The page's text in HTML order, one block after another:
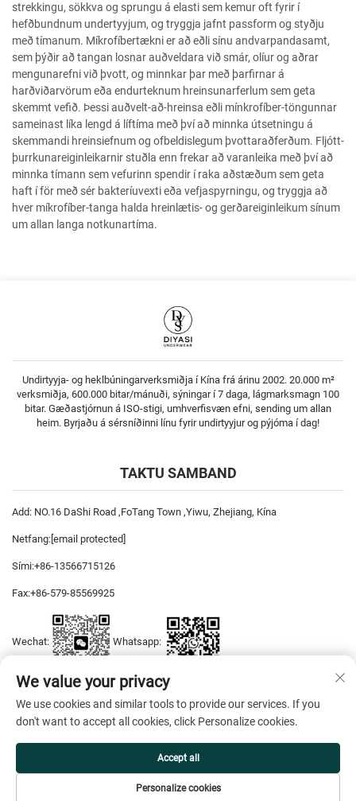
strekkingu, sökkva og sprungu á elasti sem kemur oft fyrir í
hefðbundnum undertyyjum, og tryggja jafnt passform og styðju
með tímanum. Míkrofíbertækni er að eðli sínu andvarpandasamt,
sem þýðir að tangan losnar auðveldara við smár, olíur og aðrar
mengunarefni við þvott, og minnkar þar með þarfirnar á
harðviðarvörum eða endurteknum hreinsunarferlum sem geta
skemmt vefið. Þessi auðvelt-að-hreinsa eðli mínkrofíber-töngunnar
sameinast líka lengd á líftíma með því að minnka útsetningu á
skemmandi hreinsiefnum og ofbeldislegum þvottaraðferðum. Fljótt-
þurrkunareiginleikarnir stuðla enn frekar að varanleika með því að
minnka tímann sem vefurinn spendir í raka aðstæðum sem geta
haft í för með sér bakteríuvexti eða vefjaspyrningu, og tryggja að
hver míkrofíber-tanga halda hreinlætis- og gerðareiginleikum sínum
um allan langa notkunartíma.
Undirtyyja- og heklbúningarverksmiðja í Kína frá árinu 2002. 20.000 m²
verksmiðja, 600.000 bitar/mánuði, sýningar í 7 daga, lágmarksmagn 100
bitar. Gæðastjórnun á ISO-stigi, umhverfisvæn efni, sending um allan
heim. Byrjaðu á sérsníðinni línu fyrir undirtyyjur og pýjóma í dag!
TAKTU SAMBAND
Add: NO.16 DaShi Road ,FoTang Town ,Yiwu, Zhejiang, Kína
Netfang: [email protected]
Sími:+86-13566715126
Fax:+86-579-85569925
Wechat: Whatsapp:
Höfundarréttur © 2026 YiWu DiYaSi Dress CO., LTD. Allur réttur áskilinn. —
We value your privacy
We use cookies and similar tools to provide our services. If you
don't want to accept all cookies, click Personalize cookies.
Personalize cookies
Accept all